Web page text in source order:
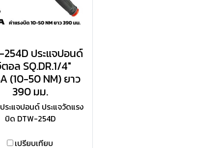
254D ประแจปอนด์
อล SQ.DR.1/4"
(10-50 NM) ยาว
390 มม.
ระแจปอนด์ ประแจวัดแรง
บิด DTW-254D
เปรียบเทียบ